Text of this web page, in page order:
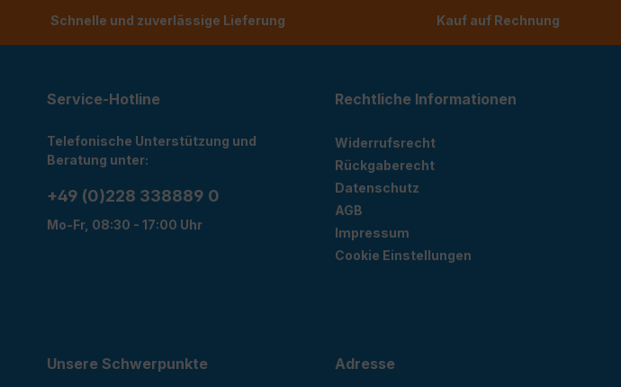
Schnelle und zuverlässige Lieferung Kauf auf Rechnung
Service-Hotline
Telefonische Unterstützung und
Beratung unter:
+49 (0)228 338889 0
Mo-Fr, 08:30 - 17:00 Uhr
Rechtliche Informationen
Widerrufsrecht
Rückgaberecht
Datenschutz
AGB
Impressum
Cookie Einstellungen
Unsere Schwerpunkte Adresse